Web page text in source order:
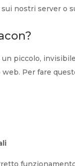
nostri server o
piccolo,
Per fare